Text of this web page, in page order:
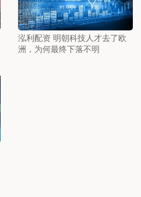
泓利配资 明朝科技人才去了欧
洲，为何最终下落不明